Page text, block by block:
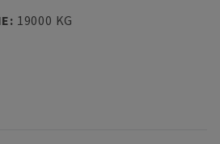
: 19000 KG